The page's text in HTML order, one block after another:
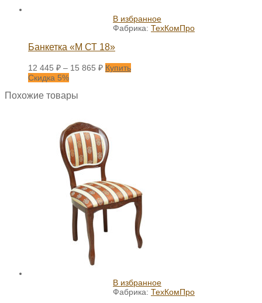
В избранное
Фабрика: ТехКомПро
Банкетка «М СТ 18»
12 445 ₽ – 15 865 ₽ Купить
Скидка 5%
Похожие товары
В избранное
Фабрика: ТехКомПро